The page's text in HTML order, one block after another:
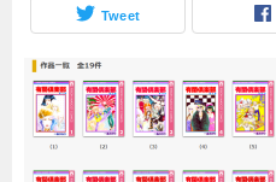
Tweet